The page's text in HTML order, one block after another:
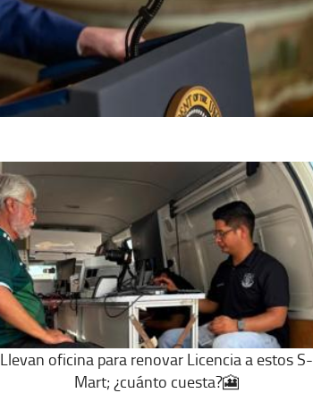
Llevan oficina para renovar Licencia a estos S-
Mart; ¿cuánto cuesta?🎦